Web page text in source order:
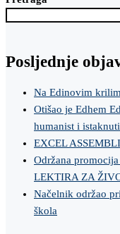
Posljednje
Na Edinovim
Otišao je Edhem
humanist i
EXCEL
Održana
LEKTIRA ZA
Načelnik održao
škola